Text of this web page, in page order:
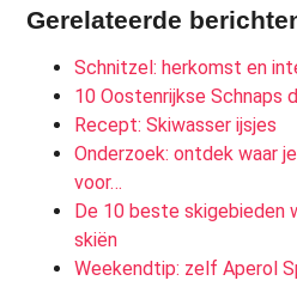
Gerelateerde
Schnitzel: herkomst en
10 Oostenrijkse Schnaps
Recept: Skiwasser ijsjes
Onderzoek: ontdek waar
voor…
De 10 beste skigebieden
skiën
Weekendtip: zelf Aperol